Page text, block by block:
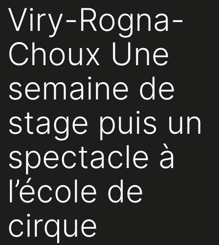
Viry-Rogna-
Choux Une
semaine de
stage puis un
spectacle à
l’école de
cirque